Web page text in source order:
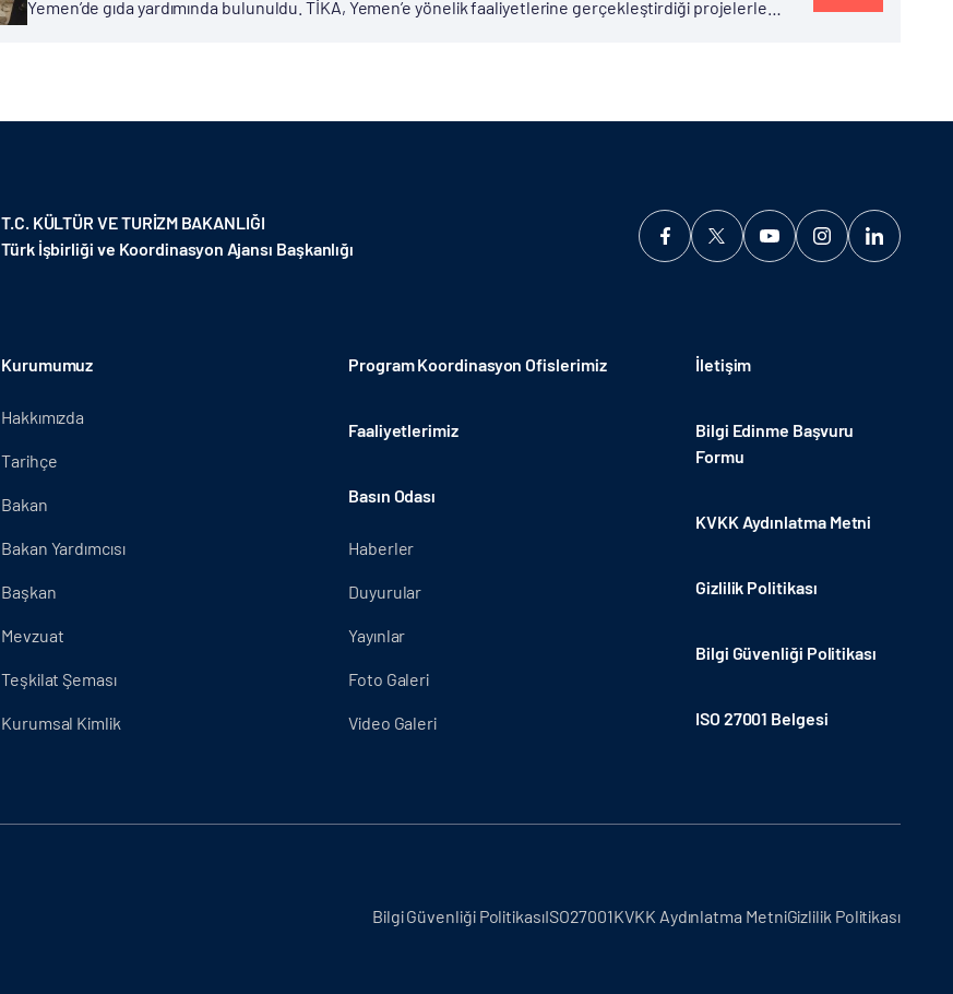
Yemen’de gıda yardımında bulunuldu. TİKA, Yemen’e yönelik faaliyetlerine gerçekleştirdiği projelerle
T.C. KÜLTÜR VE TURİZM BAKANLIĞI
Türk İşbirliği ve Koordinasyon Ajansı Başkanlığı
Kurumumuz
Hakkımızda
Tarihçe
Bakan
Bakan Yardımcısı
Başkan
Mevzuat
Teşkilat Şeması
Kurumsal Kimlik
Program Koordinasyon Ofislerimiz
Faaliyetlerimiz
Basın Odası
Haberler
Duyurular
Yayınlar
Foto Galeri
Video Galeri
İletişim
Bilgi Edinme Başvuru
Formu
KVKK Aydınlatma Metni
Gizlilik Politikası
Bilgi Güvenliği Politikası
ISO 27001 Belgesi
Bilgi Güvenliği PolitikasıISO27001KVKK Aydınlatma MetniGizlilik Politikası